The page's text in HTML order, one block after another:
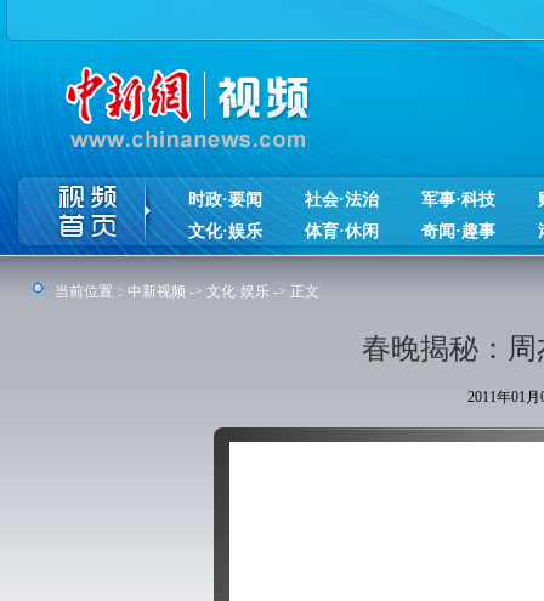
时政·要闻 社会·法治 军事·科技
文化·娱乐
体育·休闲 奇闻·趣事
当前位置： 中新视频 -> 文化·娱乐 -> 正文
春晚揭秘：
2011年01